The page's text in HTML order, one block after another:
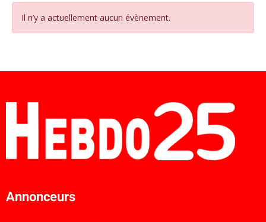
Il n’y a actuellement aucun évènement.
Annonceurs